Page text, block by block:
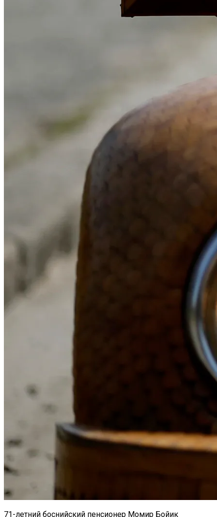
71-летний боснийский пенсионер Момир Бойик